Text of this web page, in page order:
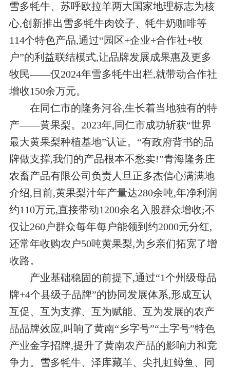
雪多牦牛、苏呼欧拉羊两大国家地理标志为核
心,创新推出雪多牦牛肉饺子、牦牛奶咖啡等
114个特色产品,通过“园区+企业+合作社+牧
户”的利益联结模式,让品牌发展成果惠及更多
牧民——仅2024年雪多牦牛出栏,就带动合作社
增收150余万元。
在同仁市的隆务河谷,生长着当地独有的特
产——黄果梨。2023年,同仁市成功斩获“世界
最大黄果梨种植基地”认证。“有政府背书的品
牌做支撑,我们的产品根本不愁卖!”青海隆务庄
农畜产品有限公司负责人旦正多杰信心满满地
介绍,目前,黄果梨汁年产量达280余吨,年净利润
约110万元,直接带动1200余名入股群众增收;不
仅让260户群众每年每户能领到约2000元分红,
还常年收购农户50吨黄果梨,为乡亲们拓宽了增
收路。
产业基础稳固的前提下,通过“1个州级母品
牌+4个县级子品牌”的协同发展体系,形成互认
互促、互为支撑、互为赋能、互为发展的农产
品品牌效应,叫响了黄南“乡字号”“土字号”特色
产业金字招牌,提升了黄南农产品的影响力和竞
争力。雪多牦牛、泽库藏羊、尖扎虹鳟鱼、同